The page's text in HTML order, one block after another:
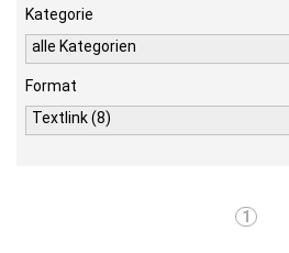
Kategorie
alle Kategorien
Format
Textlink (8)
1